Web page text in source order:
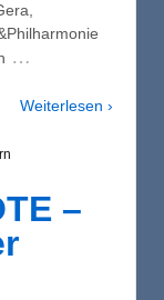
…
Weiterlesen ›
–